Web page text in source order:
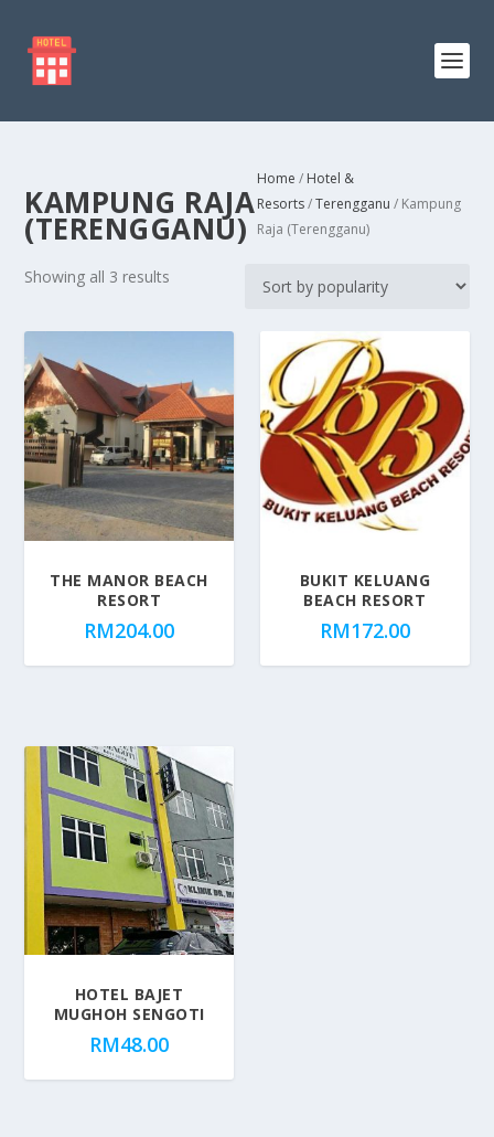
KAMPUNG RAJA
(TERENGGANU)
Home / Hotel &
Resorts/Terengganu / Kampung
Raja (Terengganu)
Showing all 3 results
r
e
d
b
y
p
o
p
l
r
THE MANOR BEACH
RESORT
RM204.00
BUKIT KELUANG
BEACH RESORT
RM172.00
HOTEL BAJET
MUGHOH SENGOTI
RM48.00